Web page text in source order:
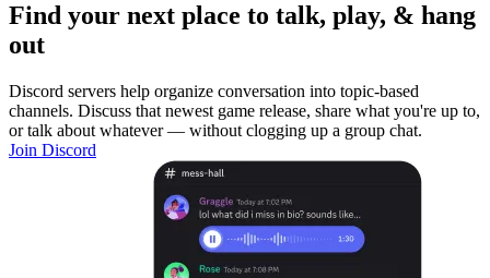
Find your next place to talk, play, & hang
out
Discord servers help organize conversation into topic-based
channels. Discuss that newest game release, share what you're up to,
or talk about whatever — without clogging up a group chat.
Join Discord